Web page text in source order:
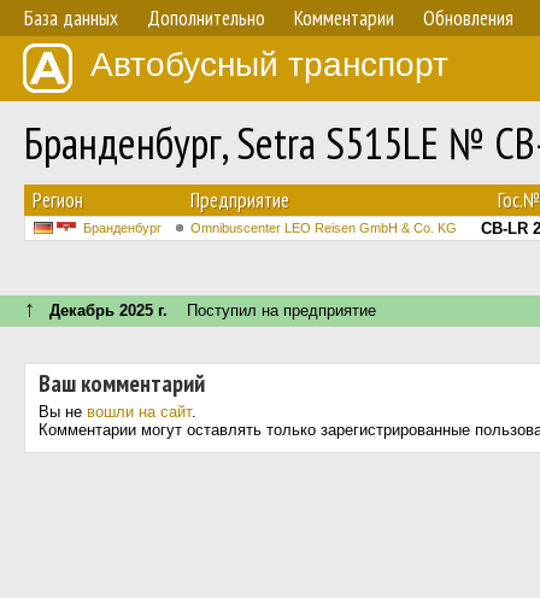
База данных Дополнительно Комментарии Обновления
Автобусный транспорт
Бранденбург, Setra S515LE №
Регион Предприятие Гос.№
Бранденбург Omnibuscenter LEO Reisen GmbH & Co. KG CB-LR
↑ Декабрь 2025 г. Поступил на предприятие
Ваш комментарий
Вы не вошли на сайт.
Комментарии могут оставлять только зарегистрированные